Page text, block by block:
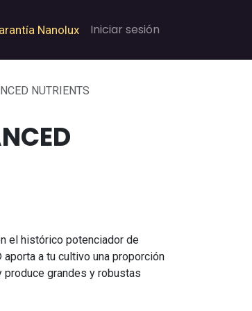
Empleos Garantía de Nanolux
Nanolux Iniciar sesión
NUTRIENTS
el histórico potenciador de
a tu cultivo una proporción
grandes y robustas